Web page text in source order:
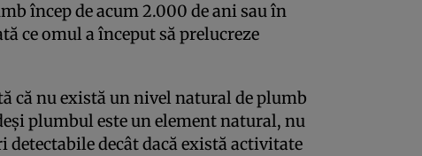
încep de acum 2.000 de ani sau în
ce omul a început să prelucreze
că nu există un nivel natural de plumb
plumbul este un element natural, nu
decât dacă există activitate